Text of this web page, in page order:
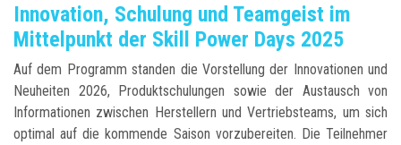
Innovation, Schulung und Teamgeist im
Mittelpunkt der Skill Power Days 2025
Auf dem Programm standen die Vorstellung der Innovationen und
Neuheiten 2026, Produktschulungen sowie der Austausch von
Informationen zwischen Herstellern und Vertriebsteams, um sich
optimal auf die kommende Saison vorzubereiten. Die Teilnehmer